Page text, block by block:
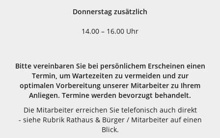
Donnerstag zusätzlich
14.00 – 16.00 Uhr
Bitte vereinbaren Sie bei persönlichem Erscheinen einen
Termin, um Wartezeiten zu vermeiden und zur
optimalen Vorbereitung unserer Mitarbeiter zu Ihrem
Anliegen. Termine werden bevorzugt behandelt.
Die Mitarbeiter erreichen Sie telefonisch auch direkt
- siehe Rubrik Rathaus & Bürger / Mitarbeiter auf einen
Blick.